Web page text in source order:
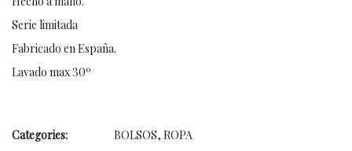
Serie limitada
Fabricado en España.
Lavado max 30º
Categories: BOLSOS, ROPA